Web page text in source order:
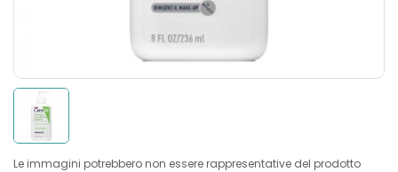
Le immagini potrebbero non essere rappresentative del prodotto